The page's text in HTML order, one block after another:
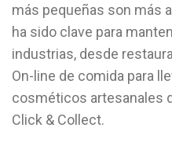
más pequeñas son más
ha sido clave para
industrias, desde
On-line de comida para
cosméticos artesanales
Click & Collect.